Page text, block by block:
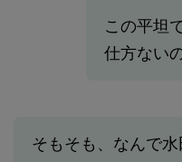
この平坦
仕方ない
そもそも、なんで